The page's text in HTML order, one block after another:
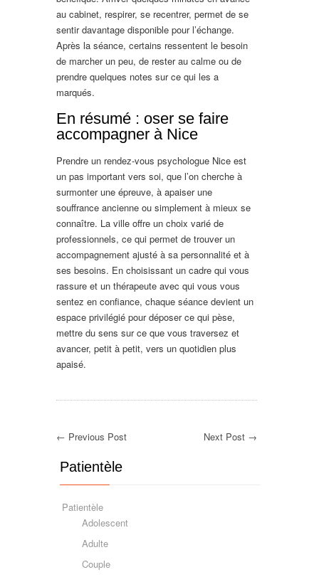
au cabinet, respirer, se recentrer, permet de se
sentir davantage disponible pour l’échange.
Après la séance, certains ressentent le besoin
de marcher un peu, de rester au calme ou de
prendre quelques notes sur ce qui les a
marqués.
En résumé : oser se faire
accompagner à Nice
Prendre un rendez-vous psychologue Nice est
un pas important vers soi, que l’on cherche à
surmonter une épreuve, à apaiser une
souffrance ancienne ou simplement à mieux se
connaître. La ville offre un choix varié de
professionnels, ce qui permet de trouver un
accompagnement ajusté à sa personnalité et à
ses besoins. En choisissant un cadre qui vous
rassure et un thérapeute avec qui vous vous
sentez en confiance, chaque séance devient un
espace privilégié pour déposer ce qui pèse,
mettre du sens sur ce que vous traversez et
avancer, petit à petit, vers un quotidien plus
apaisé.
← Previous Post Next Post →
Patientèle
Patientèle
Adolescent
Adulte
Couple